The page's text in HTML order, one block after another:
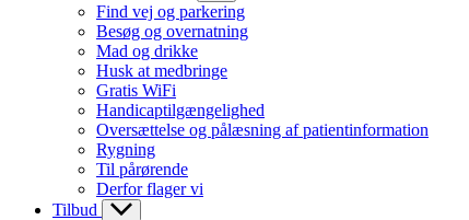
Find vej og parkering
Besøg og overnatning
Mad og drikke
Husk at medbringe
Gratis WiFi
Handicaptilgængelighed
Oversættelse og pålæsning af patientinformation
Rygning
Til pårørende
Derfor flager vi
Tilbud